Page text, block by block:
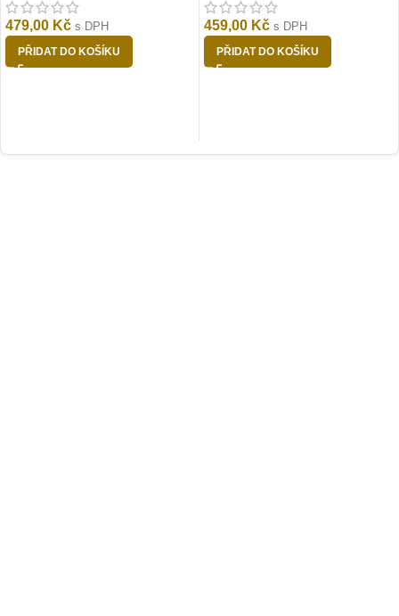
479,00 Kč s DPH
PŘIDAT DO KOŠÍKU
459,00 Kč s DPH
PŘIDAT DO KOŠÍKU